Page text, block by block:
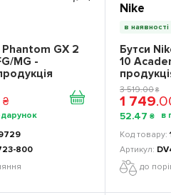
Phantom GX 2
MG -
₴
800
Nike
в наявності
Бутси
10
3 519.00 ₴
1 749.
52.47 ₴
до